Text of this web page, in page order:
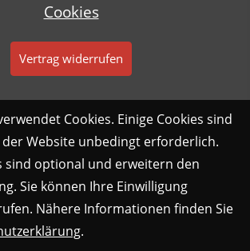
Cookies
Vertrag widerrufen
Cookies. Einige Cookies sind
Website unbedingt erforderlich.
sind optional und erweitern den
Sie können Ihre Einwilligung
Nähere Informationen finden Sie
.